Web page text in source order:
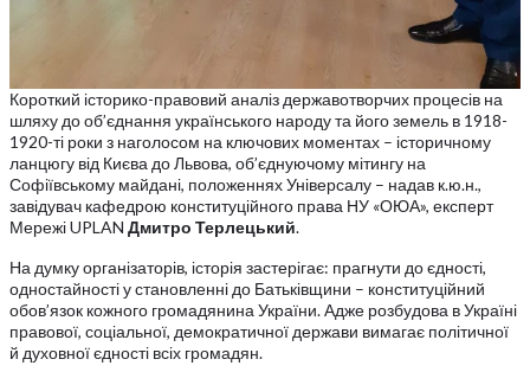
Короткий історико-правовий аналіз державотворчих процесів на
шляху до об’єднання українського народу та його земель в 1918-
1920-ті роки з наголосом на ключових моментах – історичному
ланцюгу від Києва до Львова, об’єднуючому мітингу на
Софіївському майдані, положеннях Універсалу – надав к.ю.н.,
завідувач кафедрою конституційного права НУ «ОЮА», експерт
Мережі UPLAN Дмитро Терлецький.
На думку організаторів, історія застерігає: прагнути до єдності,
одностайності у становленні до Батьківщини – конституційний
обов’язок кожного громадянина України. Адже розбудова в Україні
правової, соціальної, демократичної держави вимагає політичної
й духовної єдності всіх громадян.